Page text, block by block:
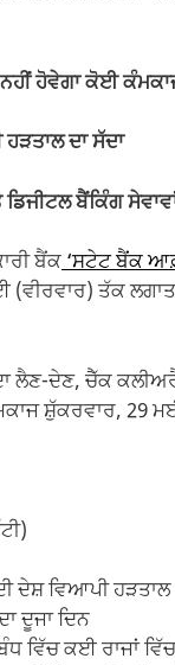
ਹੋਵੇਗਾ ਕੋਈ
ਦਾ ਸੱਦਾ
ਬੈਂਕਿੰਗ
ਬੈਂਕ‘ਸਟੇਟ ਬੈਂਕ
ਤੱਕ
ਲੈਣ-ਦੇਣ, ਚੈੱਕ
ਸ਼ੁੱਕਰਵਾਰ, 29
ਦੇਸ਼ ਵਿਆਪੀ ਹੜਤਾਲ
ਦੂਜਾ ਦਿਨ
ਕਈ ਰਾਜਾਂ ਵਿੱਚ